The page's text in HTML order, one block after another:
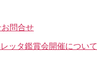
お問合せ
ッタ鑑賞会開催について